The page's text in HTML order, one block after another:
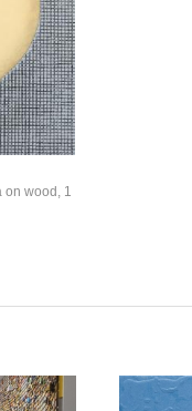
on wood, 1